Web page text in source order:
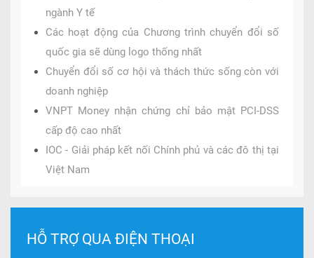
ngành Y tế
Các hoạt động của Chương trình chuyển đổi số
quốc gia sẽ dùng logo thống nhất
Chuyển đổi số cơ hội và thách thức sống còn với
doanh nghiệp
VNPT Money nhận chứng chỉ bảo mật PCI-DSS
cấp độ cao nhất
IOC - Giải pháp kết nối Chính phủ và các đô thị tại
Việt Nam
HỖ TRỢ QUA ĐIỆN THOẠI